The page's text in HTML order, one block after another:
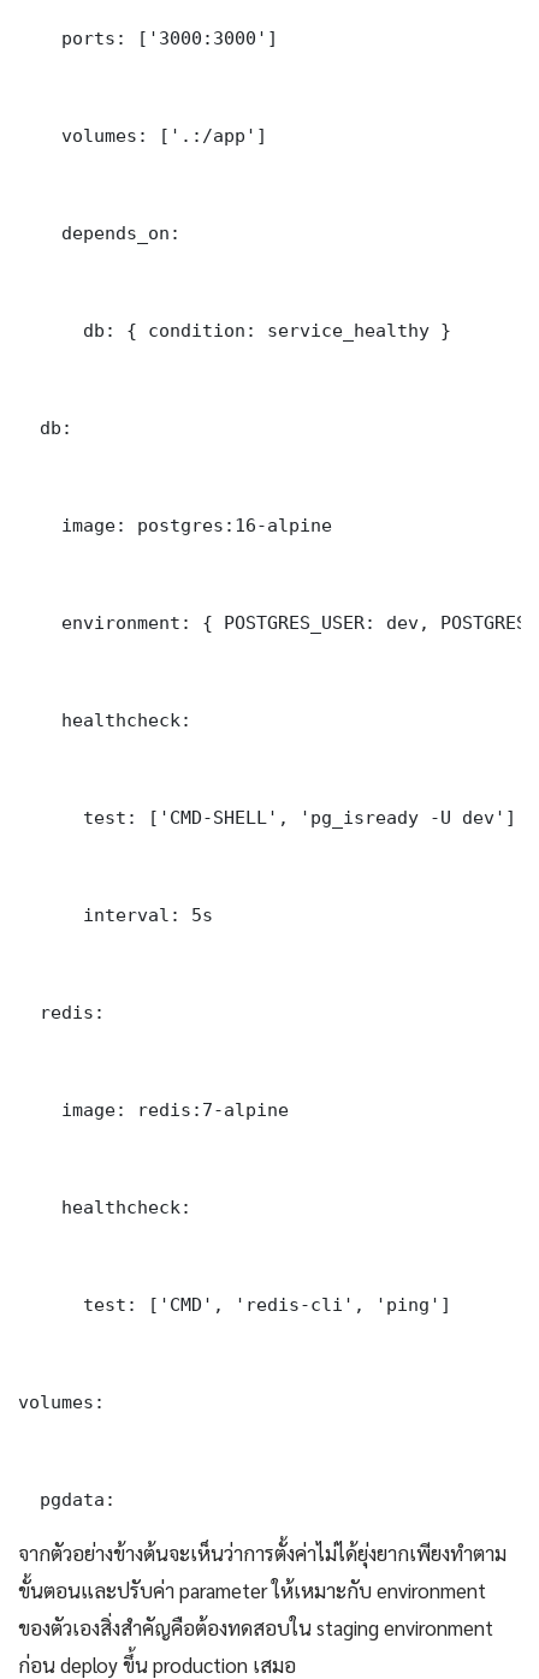
    ports: ['3000:3000']
    volumes: ['.:/app']
    depends_on:
      db: { condition: service_healthy }
  db:
    image: postgres:16-alpine
environment: { POSTGRES_USER: dev,
    healthcheck:
      test: ['CMD-SHELL', 'pg_isready -U dev']
      interval: 5s
  redis:
    image: redis:7-alpine
    healthcheck:
      test: ['CMD', 'redis-cli', 'ping']
volumes:
  pgdata:
จากตัวอย่างข้างต้นจะเห็นว่าการตั้งค่าไม่ได้ยุ่งยากเพียงทำตาม
ขั้นตอนและปรับค่า parameter ให้เหมาะกับ environment
ของตัวเองสิ่งสำคัญคือต้องทดสอบใน staging environment
ก่อน deploy ขึ้น production เสมอ